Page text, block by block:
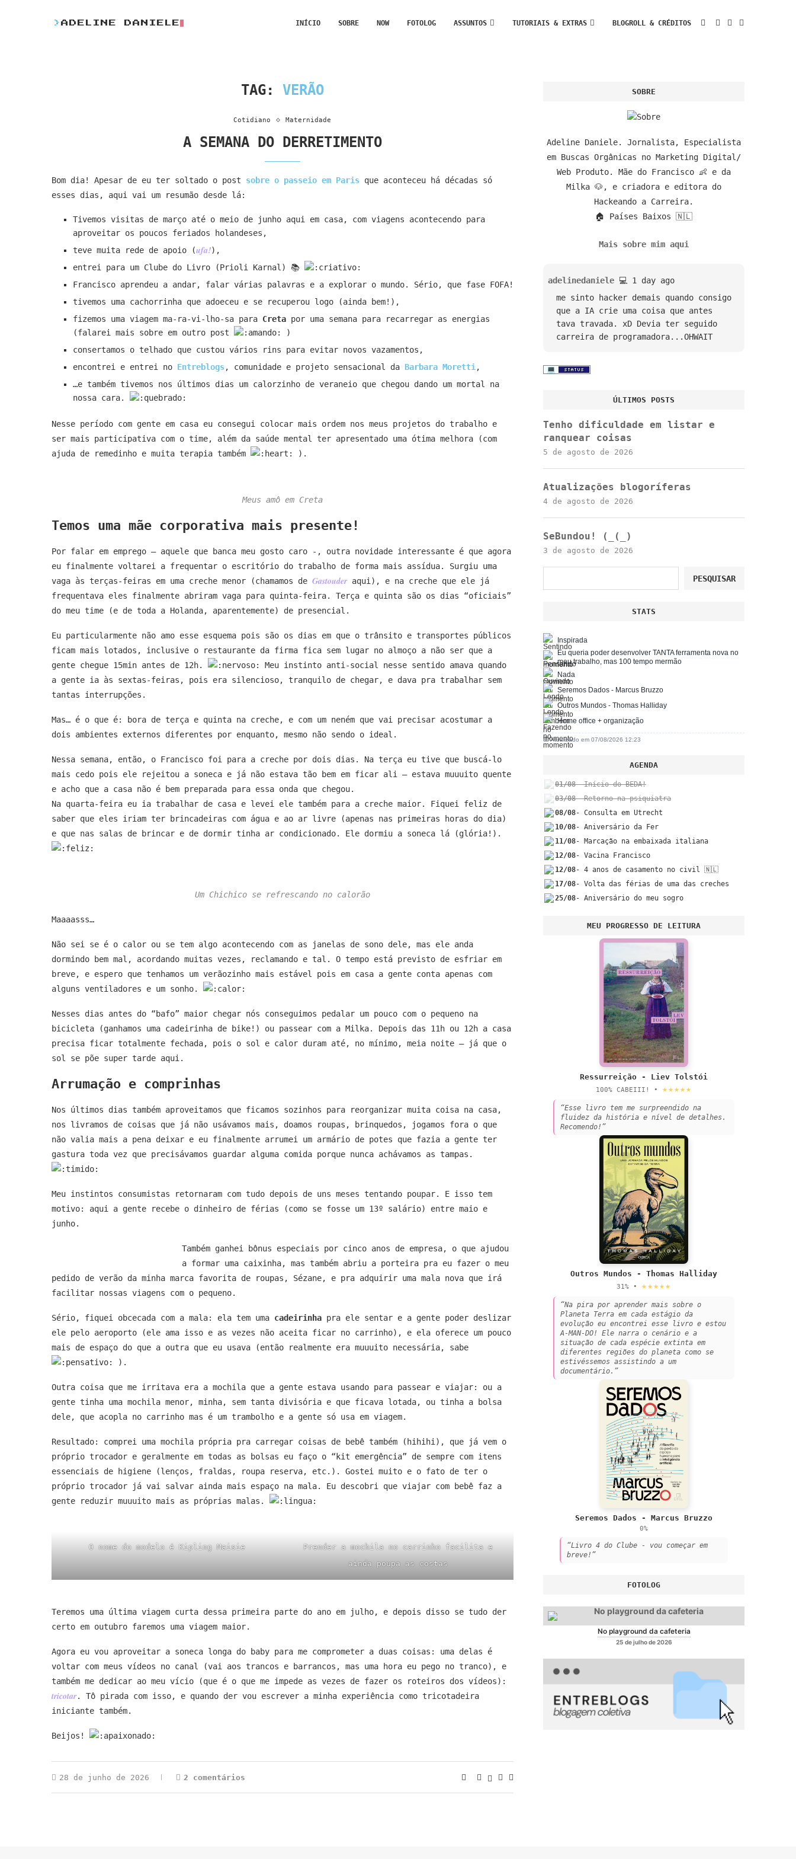
> ADELINE DANIELE INÍCIO SOBRE NOW FOTOLOG ASSUNTOS TUTORIAIS & EXTRAS BLOGROLL & CRÉDITOS
TAG: VERÃO
Cotidiano Maternidade
A SEMANA DO DERRETIMENTO
Bom dia! Apesar de eu ter soltado o post sobre o passeio em Paris que aconteceu há décadas só
esses dias, aqui vai um resumão desde lá:
Tivemos visitas de março até o meio de junho aqui em casa, com viagens acontecendo para
aproveitar os poucos feriados holandeses,
teve muita rede de apoio (ufa!),
entrei para um Clube do Livro (Prioli Karnal) 📚
Francisco aprendeu a andar, falar várias palavras e a explorar o mundo. Sério, que fase FOFA!
tivemos uma cachorrinha que adoeceu e se recuperou logo (ainda bem!),
fizemos uma viagem ma-ra-vi-lho-sa para Creta por uma semana para recarregar as energias
(falarei mais sobre em outro post
)
consertamos o telhado que custou vários rins para evitar novos vazamentos,
encontrei e entrei no Entreblogs, comunidade e projeto sensacional da Barbara Moretti ,
…e também tivemos nos últimos dias um calorzinho de veraneio que chegou dando um mortal na
nossa cara.
Nesse período com gente em casa eu consegui colocar mais ordem nos meus projetos do trabalho e
ser mais participativa com o time, além da saúde mental ter apresentado uma ótima melhora (com
ajuda de remedinho e muita terapia também
).
Meus amô em Creta
Temos uma mãe corporativa mais presente!
Por falar em emprego – aquele que banca meu gosto caro -, outra novidade interessante é que agora
eu finalmente voltarei a frequentar o escritório do trabalho de forma mais assídua. Surgiu uma
vaga às terças-feiras em uma creche menor (chamamos de Gastouderaqui), e na creche que ele já
frequentava eles finalmente abriram vaga para quinta-feira. Terça e quinta são os dias “oficiais”
do meu time (e de toda a Holanda, aparentemente) de presencial.
Eu particularmente não amo esse esquema pois são os dias em que o trânsito e transportes públicos
ficam mais lotados, inclusive o restaurante da firma fica sem lugar no almoço a não ser que a
gente chegue 15min antes de 12h.
Meu instinto anti-social nesse sentido amava quando
a gente ia às sextas-feiras, pois era silencioso, tranquilo de chegar, e dava pra trabalhar sem
tantas interrupções.
Mas… é o que é: bora de terça e quinta na creche, e com um neném que vai precisar acostumar a
dois ambientes externos diferentes por enquanto, mesmo não sendo o ideal.
Nessa semana, então, o Francisco foi para a creche por dois dias. Na terça eu tive que buscá-lo
mais cedo pois ele rejeitou a soneca e já não estava tão bem em ficar ali – estava muuuito quente
e acho que a casa não é bem preparada para essa onda que chegou.
Na quarta-feira eu ia trabalhar de casa e levei ele também para a creche maior. Fiquei feliz de
saber que eles iriam ter brincadeiras com água e ao ar livre (apenas nas primeiras horas do dia)
e que nas salas de brincar e de dormir tinha ar condicionado. Ele dormiu a soneca lá (glória!).
Um Chichico se refrescando no calorão
Maaaasss…
Não sei se é o calor ou se tem algo acontecendo com as janelas de sono dele, mas ele anda
dormindo bem mal, acordando muitas vezes, reclamando e tal. O tempo está previsto de esfriar em
breve, e espero que tenhamos um verãozinho mais estável pois em casa a gente conta apenas com
alguns ventiladores e um sonho.
Nesses dias antes do “bafo” maior chegar nós conseguimos pedalar um pouco com o pequeno na
bicicleta (ganhamos uma cadeirinha de bike!) ou passear com a Milka. Depois das 11h ou 12h a casa
precisa ficar totalmente fechada, pois o sol e calor duram até, no mínimo, meia noite – já que o
sol se põe super tarde aqui.
Arrumação e comprinhas
Nos últimos dias também aproveitamos que ficamos sozinhos para reorganizar muita coisa na casa,
nos livramos de coisas que já não usávamos mais, doamos roupas, brinquedos, jogamos fora o que
não valia mais a pena deixar e eu finalmente arrumei um armário de potes que fazia a gente ter
gastura toda vez que precisávamos guardar alguma comida porque nunca achávamos as tampas.
Meu instintos consumistas retornaram com tudo depois de uns meses tentando poupar. E isso tem
motivo: aqui a gente recebe o dinheiro de férias (como se fosse um 13º salário) entre maio e
junho.
Também ganhei bônus especiais por cinco anos de empresa, o que ajudou
a formar uma caixinha, mas também abriu a porteira pra eu fazer o meu
pedido de verão da minha marca favorita de roupas, Sézane, e pra adquirir uma mala nova que irá
facilitar nossas viagens com o pequeno.
Sério, fiquei obcecada com a mala: ela tem uma cadeirinha pra ele sentar e a gente poder deslizar
ele pelo aeroporto (ele ama isso e as vezes não aceita ficar no carrinho), e ela oferece um pouco
mais de espaço do que a outra que eu usava (então realmente era muuuito necessária, sabe
).
Outra coisa que me irritava era a mochila que a gente estava usando para passear e viajar: ou a
gente tinha uma mochila menor, minha, sem tanta divisória e que ficava lotada, ou tinha a bolsa
dele, que acopla no carrinho mas é um trambolho e a gente só usa em viagem.
Resultado: comprei uma mochila própria pra carregar coisas de bebê também (hihihi), que já vem o
próprio trocador e geralmente em todas as bolsas eu faço o “kit emergência” de sempre com itens
essenciais de higiene (lenços, fraldas, roupa reserva, etc.). Gostei muito e o fato de ter o
próprio trocador já vai salvar ainda mais espaço na mala. Eu descobri que viajar com bebê faz a
gente reduzir muuuito mais as próprias malas.
O nome do modelo é Kipling Maisie
Prender a mochila no carrinho facilita e
ainda poupa as costas
Teremos uma última viagem curta dessa primeira parte do ano em julho, e depois disso se tudo der
certo em outubro faremos uma viagem maior.
Agora eu vou aproveitar a soneca longa do baby para me comprometer a duas coisas: uma delas é
voltar com meus vídeos no canal (vai aos trancos e barrancos, mas uma hora eu pego no tranco), e
também me dedicar ao meu vício (que é o que me impede as vezes de fazer os roteiros dos vídeos):
tricotar. Tô pirada com isso, e quando der vou escrever a minha experiência como tricotadeira
iniciante também.
Beijos!
28 de junho de 2026 2 comentários
SOBRE
Adeline Daniele. Jornalista, Especialista
em Buscas Orgânicas no Marketing Digital/
Web Produto. Mãe do Francisco 👶 e da
Milka 🐶, e criadora e editora do
Hackeando a Carreira.
🏠 Países Baixos 🇳🇱
Mais sobre mim aqui
adelinedaniele 💻 1 day ago
me sinto hacker demais quando consigo
que a IA crie uma coisa que antes
tava travada. xD Devia ter seguido
carreira de programadora...OHWAIT
ÚLTIMOS POSTS
Tenho dificuldade em listar e
ranquear coisas
5 de agosto de 2026
Atualizações blogoríferas
4 de agosto de 2026
SeBundou! (_(_)
3 de agosto de 2026
PESQUISAR
STATS
Inspirada
Eu queria poder desenvolver TANTA ferramenta nova no
meu trabalho, mas 100 tempo mermão
Nada
Seremos Dados - Marcus Bruzzo
Outros Mundos - Thomas Halliday
Home office + organização
📅 Atualizado em 07/08/2026 12:23
AGENDA
01/08- Início do BEDA!
03/08- Retorno na psiquiatra
08/08- Consulta em Utrecht
10/08- Aniversário da Fer
11/08- Marcação na embaixada italiana
12/08- Vacina Francisco
12/08- 4 anos de casamento no civil 🇳🇱
17/08- Volta das férias de uma das creches
25/08- Aniversário do meu sogro
MEU PROGRESSO DE LEITURA
Ressurreição - Liev Tolstói
100% CABEIII! • ★★★★★
“Esse livro tem me surpreendido na
fluidez da história e nível de detalhes.
Recomendo!”
Outros Mundos - Thomas Halliday
31% • ★★★★★
“Na pira por aprender mais sobre o
Planeta Terra em cada estágio da
evolução eu encontrei esse livro e estou
A-MAN-DO! Ele narra o cenário e a
situação de cada espécie extinta em
diferentes regiões do planeta como se
estivéssemos assistindo a um
documentário.”
Seremos Dados - Marcus Bruzzo
0%
“Livro 4 do Clube - vou começar em
breve!”
FOTOLOG
No playground da cafeteria
25 de julho de 2026